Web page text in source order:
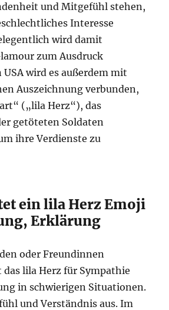
und Mitgefühl stehen,
Interesse
wird damit
zum Ausdruck
wird es außerdem mit
Auszeichnung verbunden,
(„lila Herz“), das
getöteten Soldaten
ihre Verdienste zu
ein lila Herz Emoji
Erklärung
oder Freundinnen
lila Herz für Sympathie
in schwierigen Situationen.
und Verständnis aus. Im